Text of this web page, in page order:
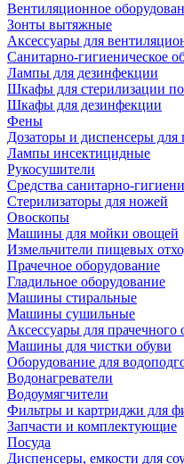
Вентиляционное
Зонты вытяжные
Аксессуары для
Санитарно-гигиеническое
Лампы для дезинфекции
Шкафы для стерилизации
Шкафы для дезинфекции
Фены
Дозаторы и диспенсеры для
Лампы инсектицидные
Рукосушители
Средства санитарно-
Стерилизаторы для ножей
Овоскопы
Машины для мойки овощей
Измельчители пищевых
Прачечное оборудование
Гладильное оборудование
Машины стиральные
Машины сушильные
Аксессуары для прачечного
Машины для чистки обуви
Оборудование для
Водонагреватели
Водоумягчители
Фильтры и картриджи для
Запчасти и комплектующие
Посуда
Диспенсеры, емкости для